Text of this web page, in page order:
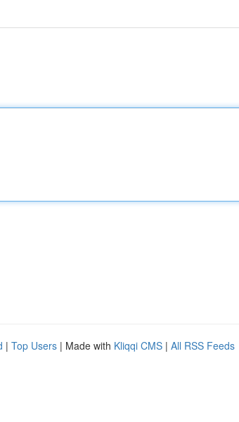
| Top Users | Made with Kliqqi CMS | All RSS Feeds